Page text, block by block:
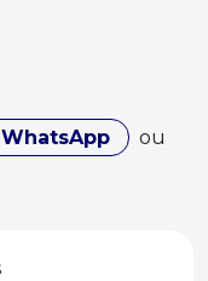
WhatsApp
ou